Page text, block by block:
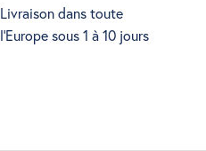
Livraison dans toute
l'Europe sous 1 à 10 jours